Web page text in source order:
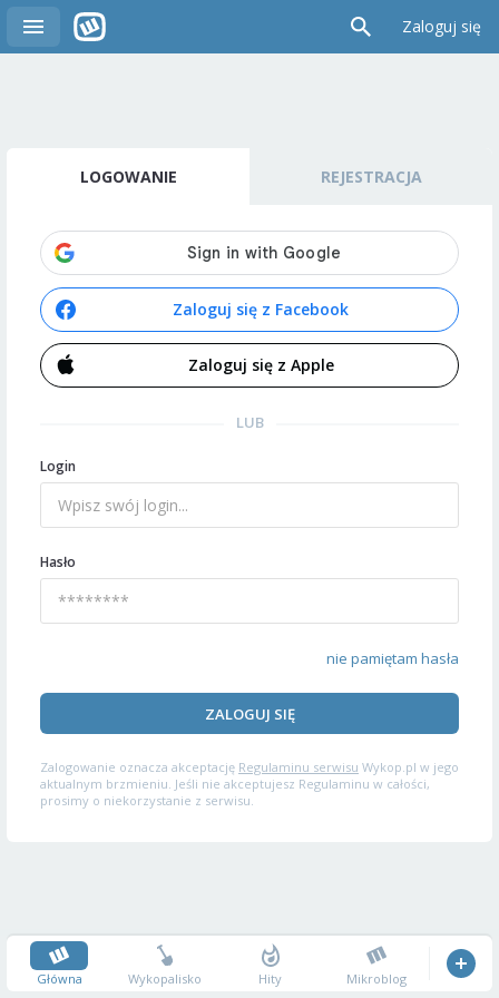
Zaloguj się
LOGOWANIE REJESTRACJA
Zaloguj się z Facebook
Zaloguj się z Apple
LUB
Login
Hasło
nie pamiętam hasła
ZALOGUJ SIĘ
Zalogowanie oznacza akceptację Regulaminu serwisu Wykop.pl w jego
aktualnym brzmieniu. Jeśli nie akceptujesz Regulaminu w całości,
prosimy o niekorzystanie z serwisu.
Główna Wykopalisko Hity Mikroblog